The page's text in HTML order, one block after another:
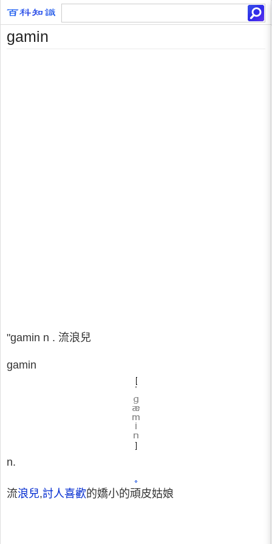
gamin
"gamin n . 流浪兒
gamin
n.
流浪兒,討人喜歡的嬌小的頑皮姑娘